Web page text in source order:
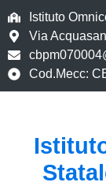
Istituto
Via
Cod.Mecc: